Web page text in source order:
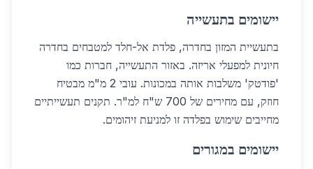
יישומים בתעשייה
בתעשיית המזון בחדרה, פלדת אל-חלד למטבחים בחדרה
חיונית למפעלי אריזה. באזור התעשייה, חברות כמו
'פודטק' משלבות אותה במכונות. עובי 2 מ"מ מבטיח
חוזק, עם מחירים של 700 ש"ח למ"ר. תקנים תעשייתיים
מחייבים שימוש בפלדה זו למניעת זיהומים.
יישומים במגורים